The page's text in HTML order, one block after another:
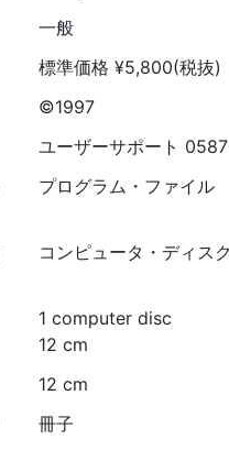
一般
標準価格 ¥5,800(税抜)
©1997
ユーザーサポート
プログラム・ファイル
コンピュータ・ディスク
1 computer disc
12 cm
12 cm
冊子